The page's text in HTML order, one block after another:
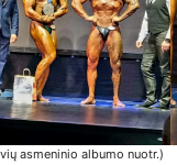
asmeninio albumo nuotr.)